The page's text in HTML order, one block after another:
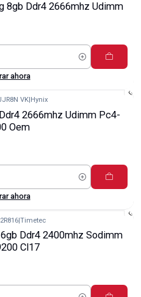
8gb Ddr4 2666mhz Udimm
ahora
VK| Hynix
2666mhz Udimm Pc4-
Oem
ahora
|Timetec
Ddr4 2400mhz Sodimm
Cl17